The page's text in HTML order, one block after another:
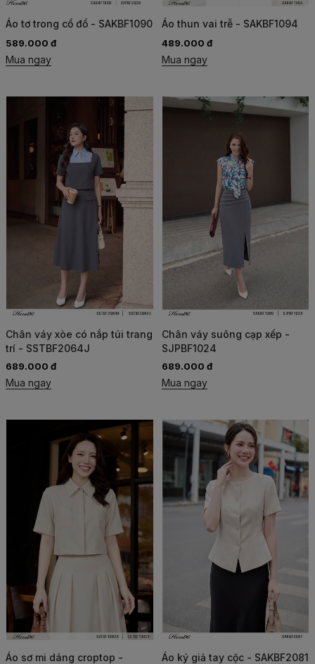
Áo tơ trong cổ đổ - SAKBF1090
589.000 đ
Mua ngay
Áo thun vai trễ - SAKBF1094
489.000 đ
Mua ngay
Chân váy xòe có nắp túi trang
trí - SSTBF2064J
689.000 đ
Mua ngay
Chân váy suông cạp xếp -
SJPBF1024
689.000 đ
Mua ngay
Áo sơ mi dáng croptop -
Áo ký giả tay cộc - SAKBF2081